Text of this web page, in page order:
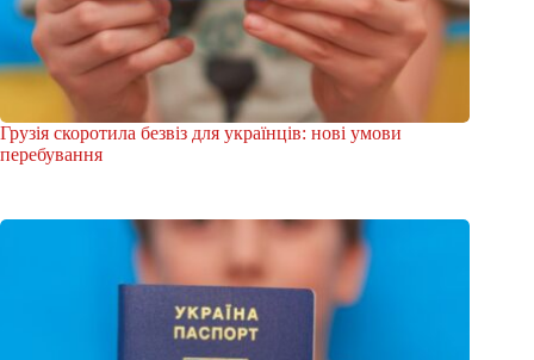
Грузія скоротила безвіз для українців: нові умови
перебування